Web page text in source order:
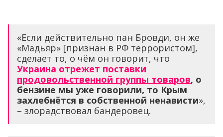
«Если действительно пан Бровди, он же
«Мадьяр» [признан в РФ террористом],
сделает то, о чём он говорит, что
Украина отрежет поставки
продовольственной группы товаров, о
бензине мы уже говорили, то Крым
захлебнётся в собственной ненависти»,
– злорадствовал бандеровец.